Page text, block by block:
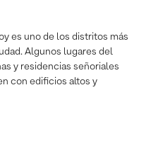
es uno de los distritos más
Algunos lugares del
y residencias señoriales
con edificios altos y